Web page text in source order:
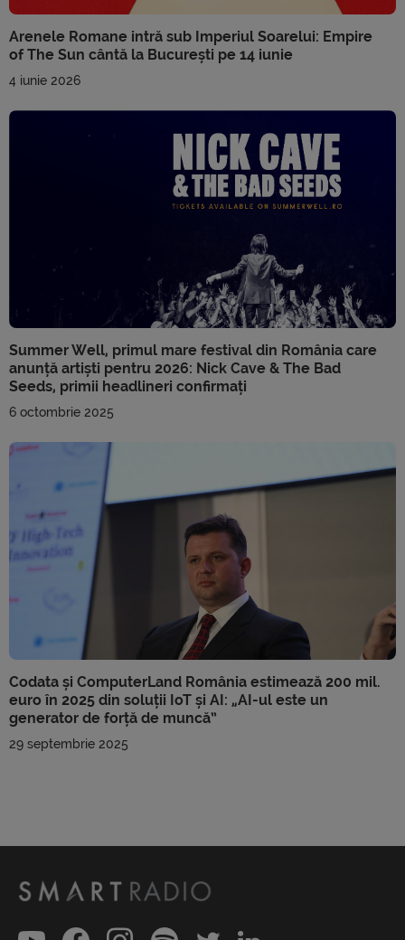
Arenele Romane intră sub Imperiul Soarelui: Empire
of The Sun cântă la București pe 14 iunie
4 iunie 2026
Summer Well, primul mare festival din România care
anunță artiști pentru 2026: Nick Cave & The Bad
Seeds, primii headlineri confirmați
6 octombrie 2025
Codata și ComputerLand România estimează 200 mil.
euro în 2025 din soluții IoT și AI: „AI-ul este un
generator de forță de muncă”
29 septembrie 2025